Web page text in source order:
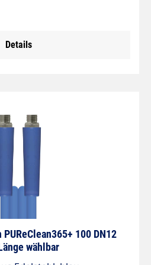
12mm
max. 45 bar / -20 °C bis
nach Verordnung (EG)
Lebensmittelindustrie.
mit flüssigen Lebensmitteln
und Wassergemisch mit
» 3-lagiger
Decke » Verstärkung 1-
Synthetikfasern » Etwa 20
Details
100 DN12
wählbar